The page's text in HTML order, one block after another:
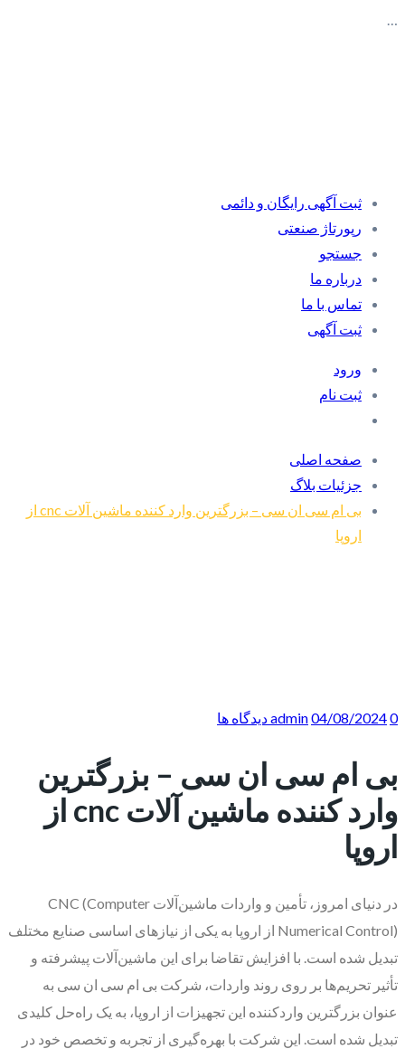
…
ثبت آگهی رایگان و دائمی
رپورتاژ صنعتی
جستجو
درباره ما
تماس با ما
ثبت آگهی
ورود
ثبت نام
صفحه اصلی
جزئیات بلاگ
بی ام سی ان سی – بزرگترین وارد کننده ماشین آلات cnc از
اروپا
admin04/08/20240 دیدگاه ها
بی ام سی ان سی – بزرگترین
وارد کننده ماشین آلات cnc از
اروپا
در دنیای امروز، تأمین و واردات ماشین‌آلات CNC (Computer
Numerical Control) از اروپا به یکی از نیازهای اساسی صنایع مختلف
تبدیل شده است. با افزایش تقاضا برای این ماشین‌آلات پیشرفته و
تأثیر تحریم‌ها بر روی روند واردات، شرکت بی ام سی ان سی به
عنوان بزرگترین واردکننده این تجهیزات از اروپا، به یک راه‌حل کلیدی
تبدیل شده است. این شرکت با بهره‌گیری از تجربه و تخصص خود در